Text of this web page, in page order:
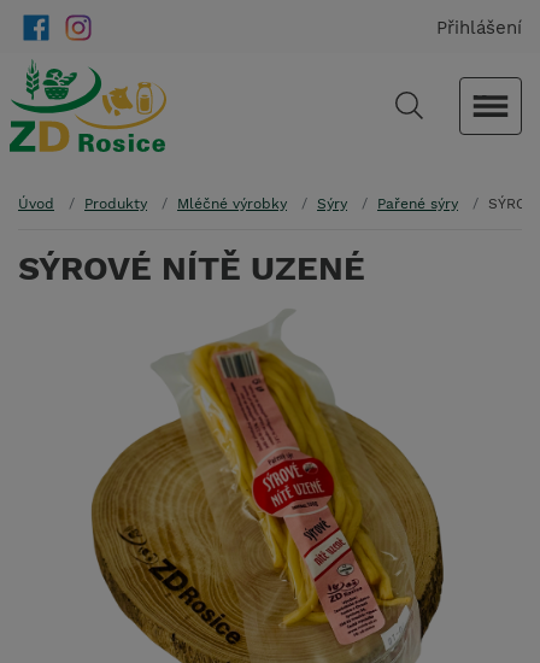
Přihlášení
Úvod Produkty Mléčné výrobky Sýry Pařené sýry
SÝROVÉ NÍTĚ UZENÉ